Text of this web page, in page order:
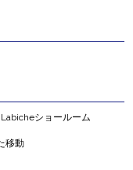
ショールーム
移動